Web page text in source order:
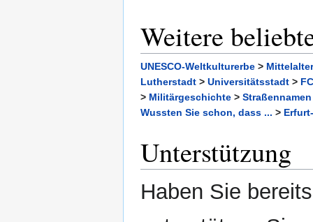
Weitere
UNESCO-Weltkulturerbe >
Lutherstadt > Universitätsstadt >
> Militärgeschichte > Straßennamen
Wussten Sie schon, dass ... >
Unterstützung
Haben Sie